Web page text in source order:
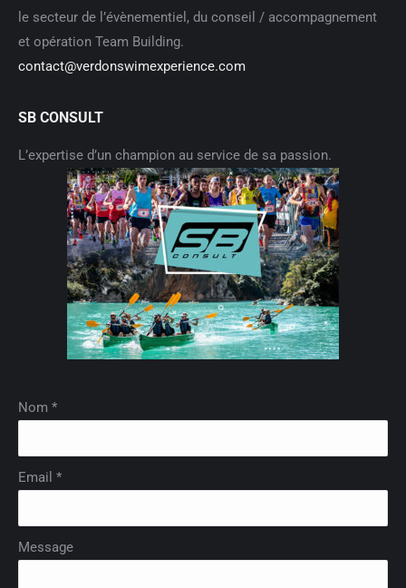
le secteur de l’évènementiel, du conseil / accompagnement
et opération Team Building.
contact@verdonswimexperience.com
SB CONSULT
L’expertise d’un champion au service de sa passion.
Nom *
Email *
Message